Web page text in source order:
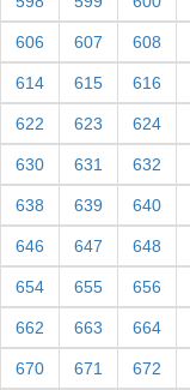
606 607 608
614 615 616
622 623 624
630 631 632
638 639 640
646 647 648
654 655 656
662 663 664
670 671 672